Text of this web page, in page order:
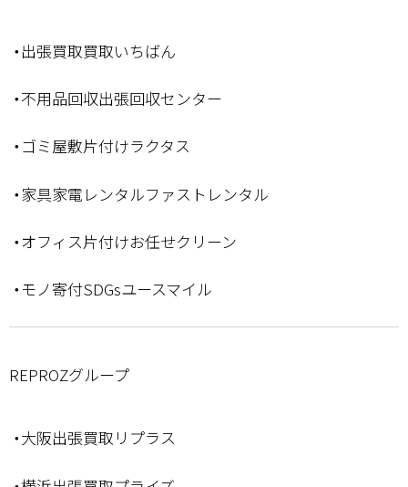
・出張買取買取いちばん
・不用品回収出張回収センター
・ゴミ屋敷片付けラクタス
・家具家電レンタルファストレンタル
・オフィス片付けお任せクリーン
・モノ寄付SDGsユースマイル
REPROZグループ
・大阪出張買取リプラス